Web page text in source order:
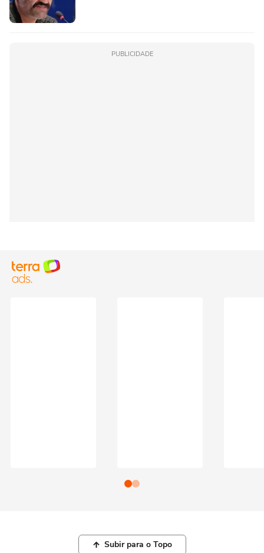
PUBLICIDADE
Subir para o Topo